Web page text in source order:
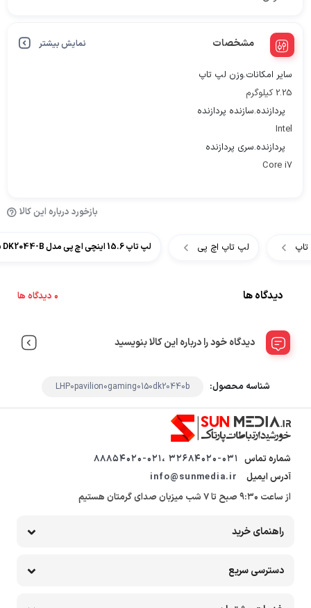
مشخصات نمایش بیشتر
سایر امکانات.وزن لپ تاپ
2.25 کیلوگرم
پردازنده.سازنده پردازنده
Intel
پردازنده.سری پردازنده
Core i7
بازخورد درباره این کالا
لپ تاپ اچ پی لپ تاپ 15.6 اینچی اچ پی مدل HP Pavilion Gaming 15 DK2044-B
دیدگاه ها 0 دیدگاه ها
دیدگاه خود را درباره این کالا بنویسید
شناسه محصول: LHP0pavilion0gaming0150dk20440b
شماره تماس 32684020-031 ،88854020-021
آدرس ایمیل
از ساعت 9:30 صبح تا 7 شب میزبان صدای گرمتان هستیم
راهنمای خرید
دسترسی سریع